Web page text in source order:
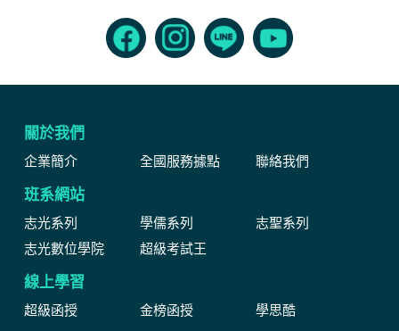
關於我們
企業簡介 全國服務據點 聯絡我們
班系網站
志光系列 學儒系列
志聖系列
志光數位學院
超級考試王
線上學習
超級函授 金榜函授 學思酷